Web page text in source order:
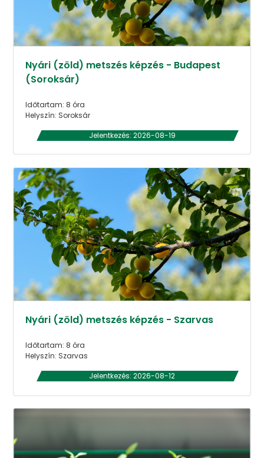
Nyári (zöld) metszés képzés - Budapest
(Soroksár)
Időtartam: 8 óra
Helyszín: Soroksár
Jelentkezés: 2026-08-19
Nyári (zöld) metszés képzés - Szarvas
Időtartam: 8 óra
Helyszín: Szarvas
Jelentkezés: 2026-08-12